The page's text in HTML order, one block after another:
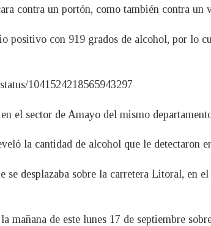
contra un portón, como también contra un
positivo con 919 grados de alcohol, por lo
1041524218565943297
el sector de Amayo del mismo
la cantidad de alcohol que le detectaron
desplazaba sobre la carretera Litoral, en
mañana de este lunes 17 de septiembre